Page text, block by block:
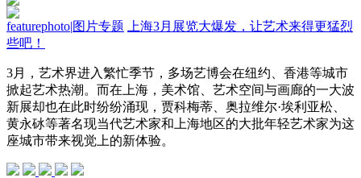
featurephoto|图片专题
上海3月展览大爆发，让艺术来得更猛烈
些吧！
3月，艺术界进入繁忙季节，多场艺博会在纽约、香港等城市
掀起艺术热潮。而在上海，美术馆、艺术空间与画廊的一大波
新展却也在此时纷纷涌现，贾科梅蒂、奥拉维尔·埃利亚松、
黄永砅等著名现当代艺术家和上海地区的大批年轻艺术家为这
座城市带来视觉上的新体验。